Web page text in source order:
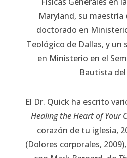
Maryland, su maestría
doctorado en
Teológico de Dallas, y
en Ministerio en el
Bautista del
El Dr. Quick ha escrito
Healing the Heart of Your
corazón de tu iglesia,
(Dolores corporales,